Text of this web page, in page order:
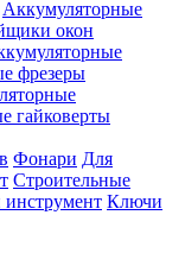
Аккумуляторные
окон
фрезеры
гайковерты
Фонари Для
Строительные
Ключи